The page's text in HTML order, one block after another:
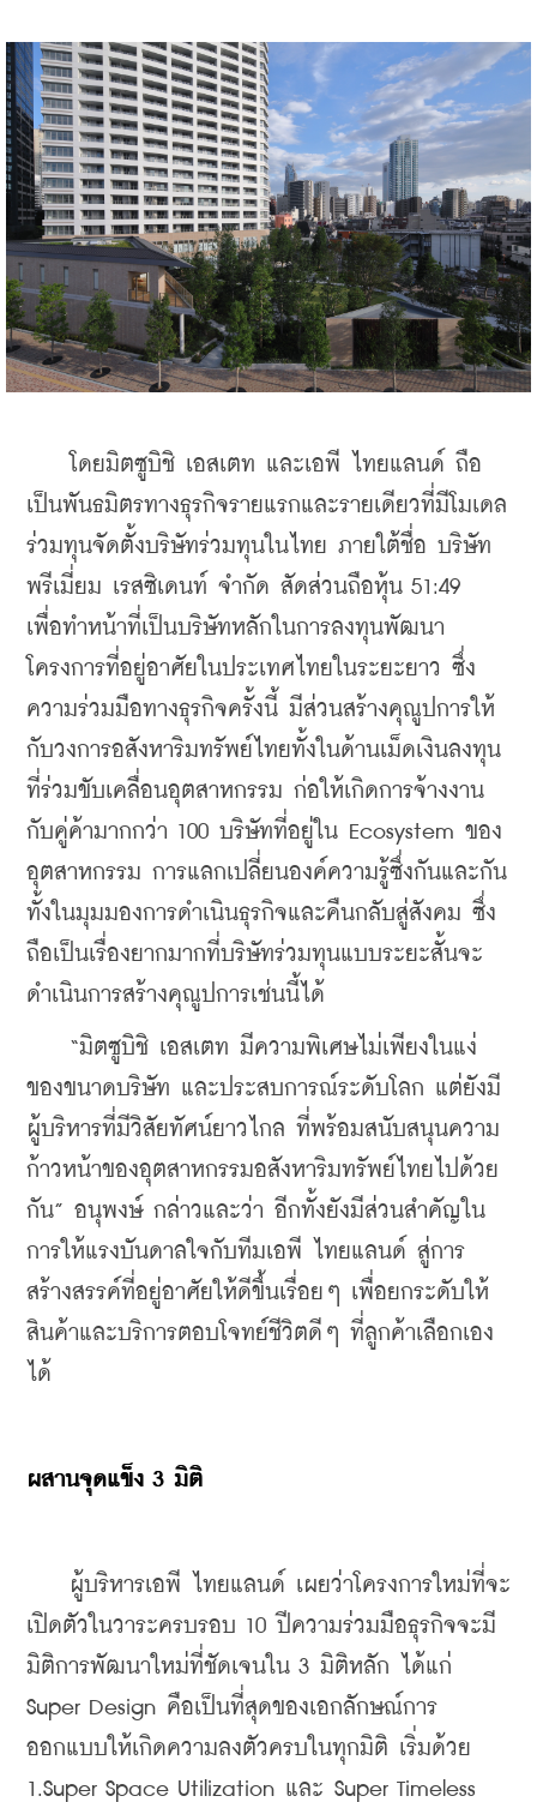
โดยมิตซูบิชิ เอสเตท และเอพี ไทยแลนด์ ถือ
เป็นพันธมิตรทางธุรกิจรายแรกและรายเดียวที่มีโมเดล
ร่วมทุนจัดตั้งบริษัทร่วมทุนในไทย ภายใต้ชื่อ บริษัท
พรีเมี่ยม เรสซิเดนท์ จำกัด สัดส่วนถือหุ้น 51:49
เพื่อทำหน้าที่เป็นบริษัทหลักในการลงทุนพัฒนา
โครงการที่อยู่อาศัยในประเทศไทยในระยะยาว ซึ่ง
ความร่วมมือทางธุรกิจครั้งนี้ มีส่วนสร้างคุณูปการให้
กับวงการอสังหาริมทรัพย์ไทยทั้งในด้านเม็ดเงินลงทุน
ที่ร่วมขับเคลื่อนอุตสาหกรรม ก่อให้เกิดการจ้างงาน
กับคู่ค้ามากกว่า 100 บริษัทที่อยู่ใน Ecosystem ของ
อุตสาหกรรม การแลกเปลี่ยนองค์ความรู้ซึ่งกันและกัน
ทั้งในมุมมองการดำเนินธุรกิจและคืนกลับสู่สังคม ซึ่ง
ถือเป็นเรื่องยากมากที่บริษัทร่วมทุนแบบระยะสั้นจะ
ดำเนินการสร้างคุณูปการเช่นนี้ได้
“มิตซูบิชิ เอสเตท มีความพิเศษไม่เพียงในแง่
ของขนาดบริษัท และประสบการณ์ระดับโลก แต่ยังมี
ผู้บริหารที่มีวิสัยทัศน์ยาวไกล ที่พร้อมสนับสนุนความ
ก้าวหน้าของอุตสาหกรรมอสังหาริมทรัพย์ไทยไปด้วย
กัน” อนุพงษ์ กล่าวและว่า อีกทั้งยังมีส่วนสำคัญใน
การให้แรงบันดาลใจกับทีมเอพี ไทยแลนด์ สู่การ
สร้างสรรค์ที่อยู่อาศัยให้ดีขึ้นเรื่อยๆ เพื่อยกระดับให้
สินค้าและบริการตอบโจทย์ชีวิตดีๆ ที่ลูกค้าเลือกเอง
ได้
ผสานจุดแข็ง 3 มิติ
ผู้บริหารเอพี ไทยแลนด์ เผยว่าโครงการใหม่ที่จะ
เปิดตัวในวาระครบรอบ 10 ปีความร่วมมือธุรกิจจะมี
มิติการพัฒนาใหม่ที่ชัดเจนใน 3 มิติหลัก ได้แก่
Super Design คือเป็นที่สุดของเอกลักษณ์การ
ออกแบบให้เกิดความลงตัวครบในทุกมิติ เริ่มด้วย
1.Super Space Utilization และ Super Timeless